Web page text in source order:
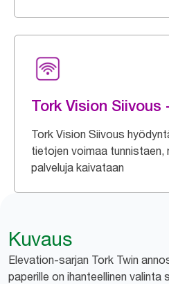
Tork Vision
Tork Vision Siivous
tietojen voimaa tunnistaen,
palveluja kaivataan
Kuvaus
Elevation-sarjan Tork Twin
paperille on ihanteellinen